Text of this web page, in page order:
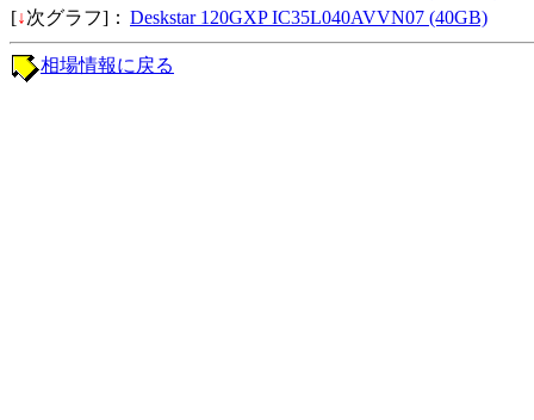
[↓次グラフ]： Deskstar 120GXP IC35L040AVVN07 (40GB)
相場情報に戻る